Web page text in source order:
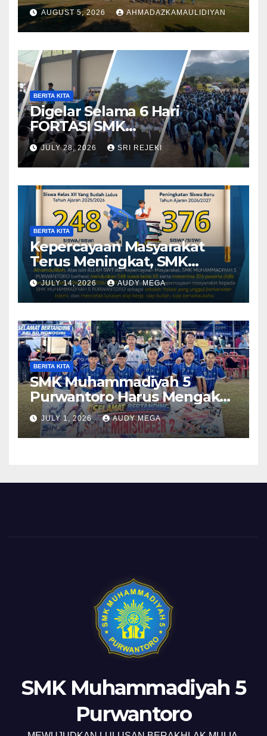
Purwantoro Terpilih Menjadi
Pengibar Bendera HUT ke-81
RI Tingkat Kecamatan
Purwantoro
AUGUST 5, 2026 AHMADAZKAMAULIDIYAN
BERITA KITA
Digelar Selama 6 Hari
FORTASI SMK
Muhammadiyah 5
Purwantoro Berjalan Lancar,
Meriah, dan Penuh
Semangat
JULY 28, 2026 SRI REJEKI
BERITA KITA
Kepercayaan Masyarakat
Terus Meningkat, SMK
Muhammadiyah 5
Purwantoro Sambut 376
Peserta Didik Baru
JULY 14, 2026 AUDY MEGA
BERITA KITA
SMK Muhammadiyah 5
Purwantoro Harus Mengakui
Keunggulan Galasiswa
Slogohimo di Ajang Sinergi
Jetak (Sinje) Minisoccer 2
JULY 1, 2026 AUDY MEGA
SMK Muhammadiyah 5
Purwantoro